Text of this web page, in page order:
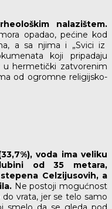
nalazištem.
opadao, pećine kod
a sa njima i „Svici iz
koji pripadaju
u hermetički zatvorenim
od ogromne religijsko-
voda ima veliku
od 35 metara,
Celzijusovih, a
Ne postoji mogućnost
vrata, jer se telo samo